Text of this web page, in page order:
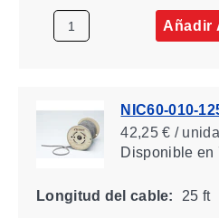
Añadir
NIC60-010-
42,25 € /
Disponibleen
Longitud del cable: 25 ft